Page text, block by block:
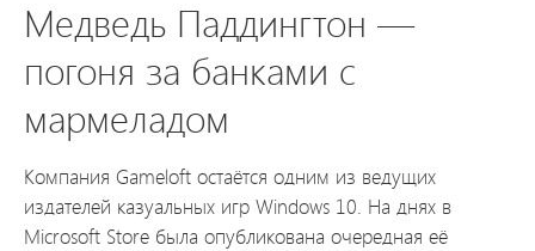
Медведь Паддингтон —
погоня за банками с
мармеладом
Компания Gameloft остаётся одним из ведущих
издателей казуальных игр Windows 10. На днях в
Microsoft Store была опубликована очередная её